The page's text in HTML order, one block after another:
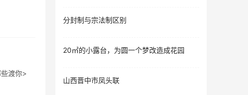
渡你>
分封制与宗法制区别
20㎡的小露台，为圆一个梦改造成花园
山西晋中市凤头联